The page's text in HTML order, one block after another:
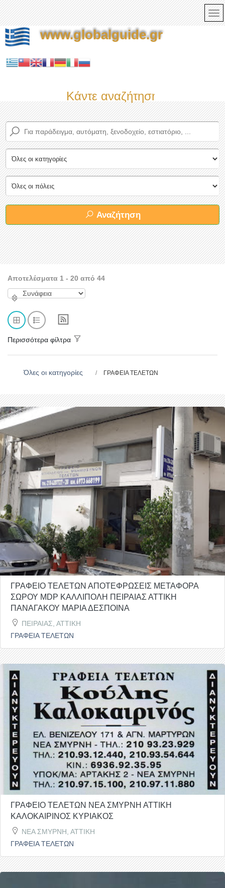
www.globalguide.gr
Κάντε αναζήτηση τώρα στον
Αναζήτηση
Αποτελέσματα 1 - 20 από 44
Περισσότερα φίλτρα
Όλες οι κατηγορίες ΓΡΑΦΕΙΑ ΤΕΛΕΤΩΝ
ΓΡΑΦΕΙΟ ΤΕΛΕΤΩΝ ΑΠΟΤΕΦΡΩΣΕΙΣ ΜΕΤΑΦΟΡΑ
ΣΩΡΟΥ MDP ΚΑΛΛΙΠΟΛΗ ΠΕΙΡΑΙΑΣ ΑΤΤΙΚΗ
ΠΑΝΑΓΑΚΟΥ ΜΑΡΙΑ ΔΕΣΠΟΙΝΑ
ΠΕΙΡΑΙΑΣ, ΑΤΤΙΚΗ
ΓΡΑΦΕΙΑ ΤΕΛΕΤΩΝ
ΓΡΑΦΕΙΟ ΤΕΛΕΤΩΝ ΝΕΑ ΣΜΥΡΝΗ ΑΤΤΙΚΗ
ΚΑΛΟΚΑΙΡΙΝΟΣ ΚΥΡΙΑΚΟΣ
ΝΕΑ ΣΜΥΡΝΗ, ΑΤΤΙΚΗ
ΓΡΑΦΕΙΑ ΤΕΛΕΤΩΝ